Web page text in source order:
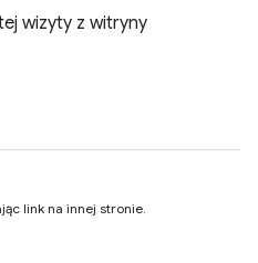
wizyty z witryny
link na innej stronie.